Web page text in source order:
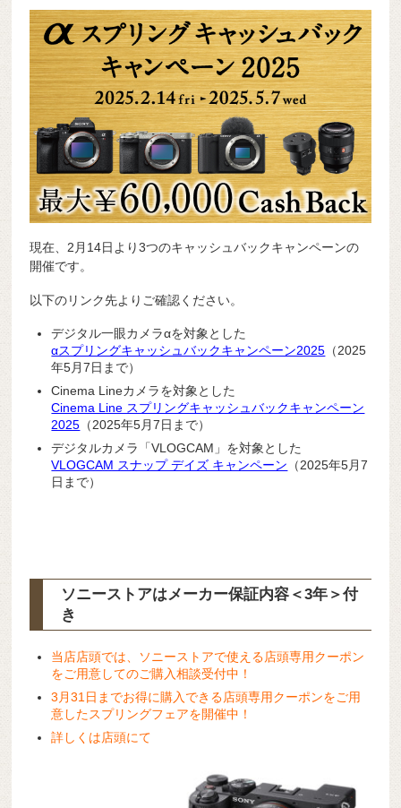
現在、2月14日より3つのキャッシュバックキャンペーンの
開催です。
以下のリンク先よりご確認ください。
デジタル一眼カメラαを対象とした
αスプリングキャッシュバックキャンペーン2025 （2025
年5月7日まで）
Cinema Lineカメラを対象とした
Cinema Line スプリングキャッシュバックキャンペーン
2025 （2025年5月7日まで）
デジタルカメラ「VLOGCAM」を対象とした
VLOGCAM スナップ デイズ キャンペーン （2025年5月7
日まで）
ソニーストアはメーカー保証内容 ＜3年＞付
き
当店店頭では、ソニーストアで使える店頭専用クーポン
をご用意してのご購入相談受付中！
3月31日までお得に購入できる店頭専用クーポンをご用
意したスプリングフェアを開催中！
詳しくは店頭にて